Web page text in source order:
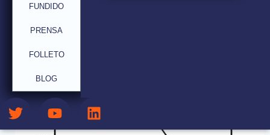
FUNDIDO
PRENSA
FOLLETO
BLOG